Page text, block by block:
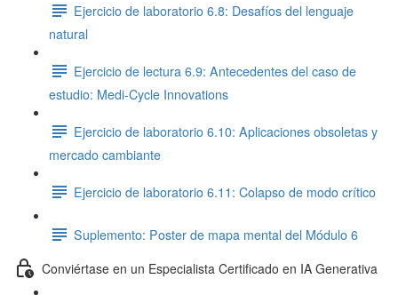
Ejercicio de laboratorio 6.8: Desafíos del lenguaje
natural
Ejercicio de lectura 6.9: Antecedentes del caso de
estudio: Medi-Cycle Innovations
Ejercicio de laboratorio 6.10: Aplicaciones obsoletas y
mercado cambiante
Ejercicio de laboratorio 6.11: Colapso de modo crítico
Suplemento: Poster de mapa mental del Módulo 6
Conviértase en un Especialista Certificado en IA Generativa